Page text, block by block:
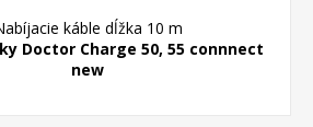
káble dĺžka 10 m
Doctor Charge 50, 55 connnect
new